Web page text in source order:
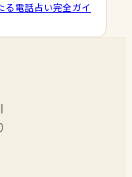
る電話占い完全ガイ